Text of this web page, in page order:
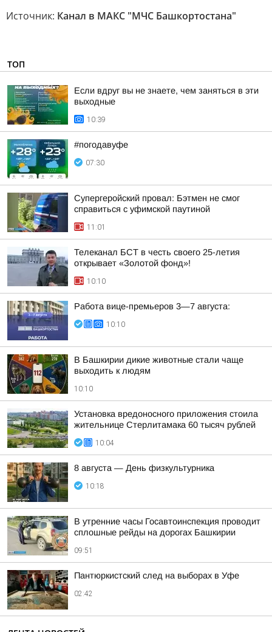
Источник: Канал в МАКС "МЧС Башкортостана"
ТОП
Если вдруг вы не знаете, чем заняться в эти
выходные
10:39
#погодавуфе
07:30
Супергеройский провал: Бэтмен не смог
справиться с уфимской паутиной
11:01
Телеканал БСТ в честь своего 25-летия
открывает «Золотой фонд»!
10:10
Работа вице-премьеров 3—7 августа:
10:10
В Башкирии дикие животные стали чаще
выходить к людям
10:10
Установка вредоносного приложения стоила
жительнице Стерлитамака 60 тысяч рублей
10:04
8 августа — День физкультурника
10:18
В утренние часы Госавтоинспекция проводит
сплошные рейды на дорогах Башкирии
09:51
Пантюркистский след на выборах в Уфе
02:42